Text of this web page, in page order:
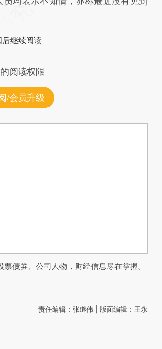
后继续阅读
阅读权限
/会员升级
票债券、公司人物，财经信息尽在掌握。
责任编辑：张继伟 | 版面编辑：王永